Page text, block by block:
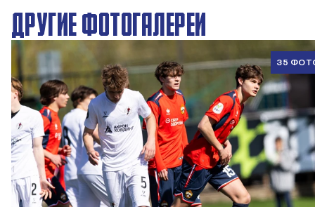
ДРУГИЕ ФОТОГАЛЕРЕИ
35